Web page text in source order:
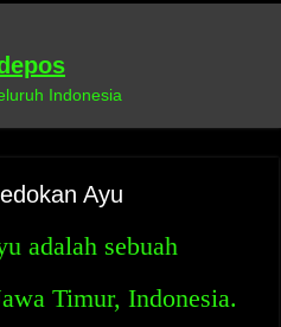
Indonesia
Ayu
adalah sebuah
Timur, Indonesia.